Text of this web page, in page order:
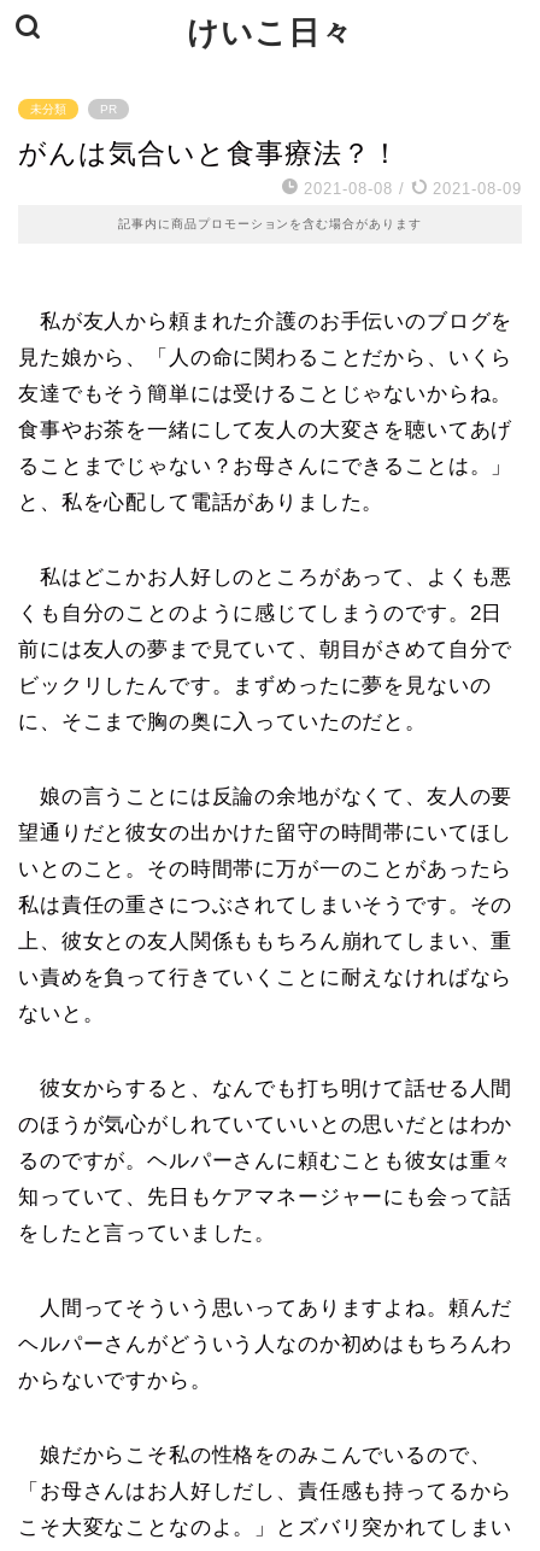
けいこ日々
未分類 PR
がんは気合いと食事療法？！
2021-08-08 / 2021-08-09
記事内に商品プロモーションを含む場合があります
私が友人から頼まれた介護のお手伝いのブログを
見た娘から、「人の命に関わることだから、いくら
友達でもそう簡単には受けることじゃないからね。
食事やお茶を一緒にして友人の大変さを聴いてあげ
ることまでじゃない？お母さんにできることは。」
と、私を心配して電話がありました。
私はどこかお人好しのところがあって、よくも悪
くも自分のことのように感じてしまうのです。2日
前には友人の夢まで見ていて、朝目がさめて自分で
ビックリしたんです。まずめったに夢を見ないの
に、そこまで胸の奥に入っていたのだと。
娘の言うことには反論の余地がなくて、友人の要
望通りだと彼女の出かけた留守の時間帯にいてほし
いとのこと。その時間帯に万が一のことがあったら
私は責任の重さにつぶされてしまいそうです。その
上、彼女との友人関係ももちろん崩れてしまい、重
い責めを負って行きていくことに耐えなければなら
ないと。
彼女からすると、なんでも打ち明けて話せる人間
のほうが気心がしれていていいとの思いだとはわか
るのですが。ヘルパーさんに頼むことも彼女は重々
知っていて、先日もケアマネージャーにも会って話
をしたと言っていました。
人間ってそういう思いってありますよね。頼んだ
ヘルパーさんがどういう人なのか初めはもちろんわ
からないですから。
娘だからこそ私の性格をのみこんでいるので、
「お母さんはお人好しだし、責任感も持ってるから
こそ大変なことなのよ。」とズバリ突かれてしまい